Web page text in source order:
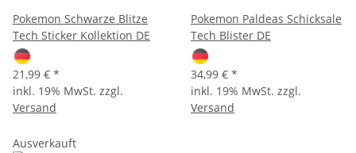
Pokemon Schwarze Blitze
Tech Sticker Kollektion DE
21,99 € *
inkl. 19% MwSt. zzgl.
Versand
Pokemon Paldeas Schicksale
Tech Blister DE
34,99 € *
inkl. 19% MwSt. zzgl.
Versand
Ausverkauft